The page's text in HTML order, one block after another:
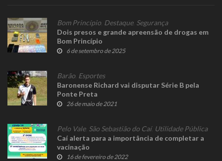
Bom Princípio Destaque, Segurança
Dois presos e grande apreensão de drogas em
Bom Princípio
6 de setembro de 2025
Barão Esportes
Baronense Richard vai disputar Série B pela
Ponte Preta
26 de maio de 2021
Pelo Vale, São Sebastião do Caí, Utilidade Pública
Caí alerta para a importância de completar a
vacinação
16 de fevereiro de 2022